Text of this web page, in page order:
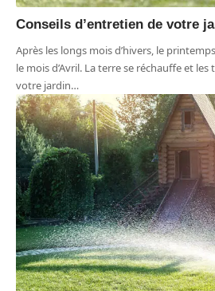
Conseils d’entretien de votre
Après les longs mois d’hivers, le
le mois d’Avril. La terre se réchauffe et
votre jardin…